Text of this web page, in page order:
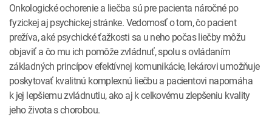
Onkologické ochorenie a liečba sú pre pacienta náročné po
fyzickej aj psychickej stránke. Vedomosť o tom, čo pacient
prežíva, aké psychické ťažkosti sa u neho počas liečby môžu
objaviť a čo mu ich pomôže zvládnuť, spolu s ovládaním
základných princípov efektívnej komunikácie, lekárovi umožňuje
poskytovať kvalitnú komplexnú liečbu a pacientovi napomáha
k jej lepšiemu zvládnutiu, ako aj k celkovému zlepšeniu kvality
jeho života s chorobou.